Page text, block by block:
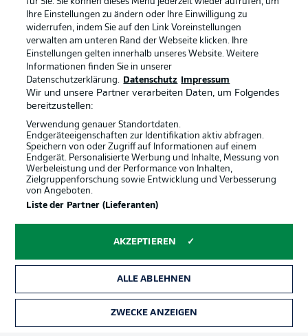
Rechtliche Hinweise
Datenschutz Nutzungsbedingungen
Kontakt
Jobs Impressum
AGB
Ihre Einstellungen zu ändern oder Ihre Einwilligung zu
widerrufen, indem Sie auf den Link Voreinstellungen
verwalten am unteren Rand der Webseite klicken. Ihre
Einstellungen gelten innerhalb unseres Website. Weitere
Informationen finden Sie in unserer
Datenschutzerklärung.
Datenschutz Impressum
Wir und unsere Partner verarbeiten Daten, um Folgendes
bereitzustellen:
Verwendung genauer Standortdaten.
Endgeräteeigenschaften zur Identifikation aktiv abfragen.
Speichern von oder Zugriff auf Informationen auf einem
Endgerät. Personalisierte Werbung und Inhalte, Messung von
Werbeleistung und der Performance von Inhalten,
Zielgruppenforschung sowie Entwicklung und Verbesserung
von Angeboten.
Liste der Partner (Lieferanten)
AKZEPTIEREN
ALLE ABLEHNEN
ZWECKE ANZEIGEN